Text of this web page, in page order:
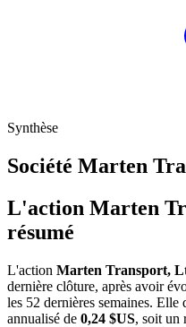
Synthèse
Société Marten
L'action Marten
résumé
L'action Marten Transport,
dernière clôture, après avoir
les 52 dernières semaines.
annualisé de 0,24 $US, soit un